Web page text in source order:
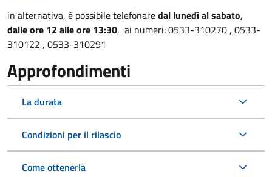
in alternativa, è possibile telefonaredal lunedì al sabato,
dalle ore 12 alle ore 13:30, ai numeri: 0533-310270 , 0533-
310122 , 0533-310291
Approfondimenti
La durata
Condizioni per il rilascio
Come ottenerla